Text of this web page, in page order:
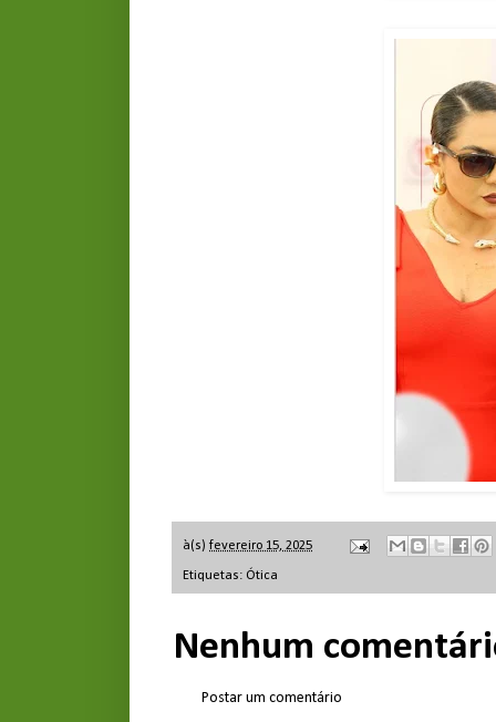
à(s) fevereiro 15, 2025
Etiquetas: Ótica
Nenhum
Postar um comentário